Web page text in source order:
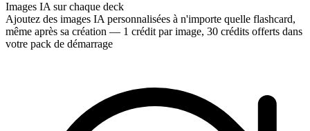
Images IA sur chaque deck
Ajoutez des images IA personnalisées à n'importe quelle flashcard,
même après sa création — 1 crédit par image, 30 crédits offerts dans
votre pack de démarrage